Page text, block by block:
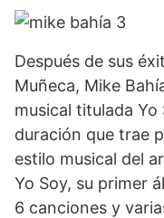
Después de sus
Muñeca, Mike
musical titulada
duración que trae
estilo musical del
Yo Soy, su primer
6 canciones y